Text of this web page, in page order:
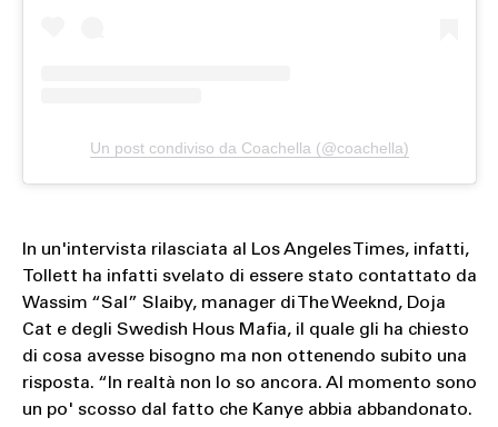
Un post condiviso da Coachella (@coachella)
In un'intervista rilasciata al Los Angeles Times, infatti,
Tollett ha infatti svelato di essere stato contattato da
Wassim “Sal” Slaiby, manager di The Weeknd, Doja
Cat e degli Swedish Hous Mafia, il quale gli ha chiesto
di cosa avesse bisogno ma non ottenendo subito una
risposta. “In realtà non lo so ancora. Al momento sono
un po' scosso dal fatto che Kanye abbia abbandonato.